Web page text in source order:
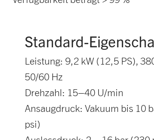
Standard-
Leistung: 9,2 kW (12,5 PS),
50/60 Hz
Drehzahl: 15–40 U/min
Ansaugdruck: Vakuum bis 10
psi)